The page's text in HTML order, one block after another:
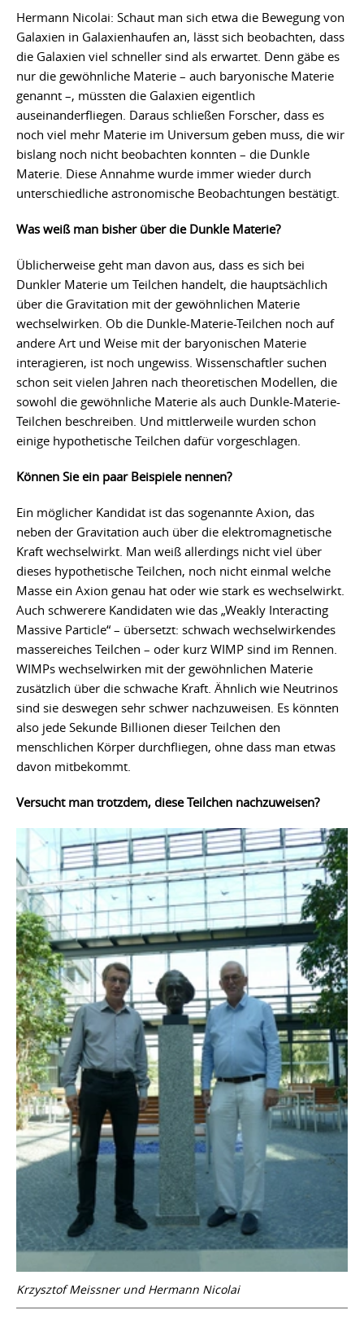
Hermann Nicolai: Schaut man sich etwa die Bewegung von
Galaxien in Galaxienhaufen an, lässt sich beobachten, dass
die Galaxien viel schneller sind als erwartet. Denn gäbe es
nur die gewöhnliche Materie – auch baryonische Materie
genannt –, müssten die Galaxien eigentlich
auseinanderfliegen. Daraus schließen Forscher, dass es
noch viel mehr Materie im Universum geben muss, die wir
bislang noch nicht beobachten konnten – die Dunkle
Materie. Diese Annahme wurde immer wieder durch
unterschiedliche astronomische Beobachtungen bestätigt.
Was weiß man bisher über die Dunkle Materie?
Üblicherweise geht man davon aus, dass es sich bei
Dunkler Materie um Teilchen handelt, die hauptsächlich
über die Gravitation mit der gewöhnlichen Materie
wechselwirken. Ob die Dunkle-Materie-Teilchen noch auf
andere Art und Weise mit der baryonischen Materie
interagieren, ist noch ungewiss. Wissenschaftler suchen
schon seit vielen Jahren nach theoretischen Modellen, die
sowohl die gewöhnliche Materie als auch Dunkle-Materie-
Teilchen beschreiben. Und mittlerweile wurden schon
einige hypothetische Teilchen dafür vorgeschlagen.
Können Sie ein paar Beispiele nennen?
Ein möglicher Kandidat ist das sogenannte Axion, das
neben der Gravitation auch über die elektromagnetische
Kraft wechselwirkt. Man weiß allerdings nicht viel über
dieses hypothetische Teilchen, noch nicht einmal welche
Masse ein Axion genau hat oder wie stark es wechselwirkt.
Auch schwerere Kandidaten wie das „Weakly Interacting
Massive Particle“ – übersetzt: schwach wechselwirkendes
massereiches Teilchen – oder kurz WIMP sind im Rennen.
WIMPs wechselwirken mit der gewöhnlichen Materie
zusätzlich über die schwache Kraft. Ähnlich wie Neutrinos
sind sie deswegen sehr schwer nachzuweisen. Es könnten
also jede Sekunde Billionen dieser Teilchen den
menschlichen Körper durchfliegen, ohne dass man etwas
davon mitbekommt.
Versucht man trotzdem, diese Teilchen nachzuweisen?
Krzysztof Meissner und Hermann Nicolai